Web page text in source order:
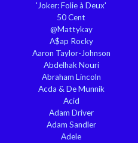
'Joker: Folie à Deux'
50 Cent
@Mattykay
A$ap Rocky
Aaron Taylor-Johnson
Abdelhak Nouri
Abraham Lincoln
Acda & De Munnik
Acid
Adam Driver
Adam Sandler
Adele